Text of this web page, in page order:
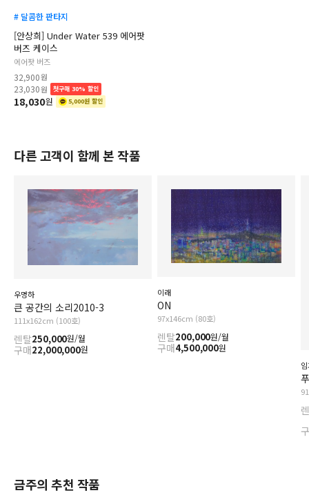
# 달콤한 판타지
[안상희] Under Water 539 에어팟
버즈 케이스
에어팟 버즈
32,900원
23,030원 첫구매 30% 할인
18,030원 5,000원 할인
다른 고객이 함께 본 작품
우명하
큰 공간의 소리2010-3
111x162cm (100호)
렌탈250,000원/월
구매22,000,000원
이래
ON
97x146cm (80호)
렌탈200,000원/월
구매4,500,000원
금주의 추천 작품